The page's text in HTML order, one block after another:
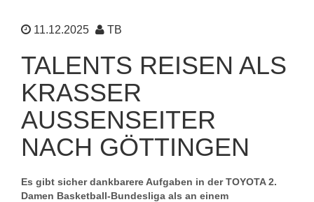
11.12.2025 TB
TALENTS REISEN ALS
KRASSER
AUSSENSEITER N
ACH GÖTTINGEN
Es gibt sicher dankbarere Aufgaben in der TOYOTA 2.
Damen Basketball-Bundesliga als an einem